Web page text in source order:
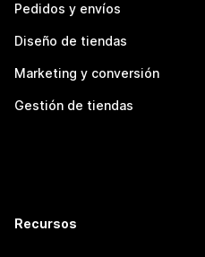
Pedidos y envíos
Diseño de tiendas
Marketing y conversión
Gestión de tiendas
Recursos